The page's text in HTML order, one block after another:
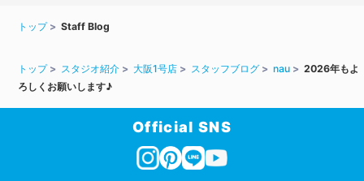
トップ Staff Blog
トップ スタジオ紹介 大阪1号店 スタッフブログ nau
2026年もよ
ろしくお願いします♪
Official SNS